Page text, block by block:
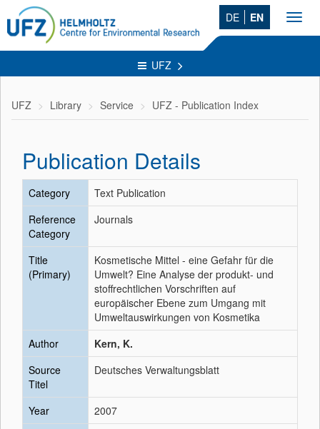
DE EN
UFZ
UFZ Library Service UFZ - Publication Index
Publication Details
Category
Text Publication
Reference
Category
Journals
Title
(Primary)
Kosmetische Mittel - eine Gefahr für die
Umwelt? Eine Analyse der produkt- und
stoffrechtlichen Vorschriften auf
europäischer Ebene zum Umgang mit
Umweltauswirkungen von Kosmetika
Author
Kern, K.
Source
Titel
Deutsches Verwaltungsblatt
Year
2007